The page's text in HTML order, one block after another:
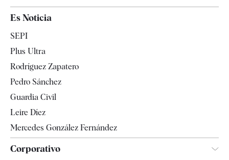
España
Televisión
Es Noticia
SEPI
Plus Ultra
Rodríguez Zapatero
Pedro Sánchez
Guardia Civil
Leire Díez
Mercedes González Fernández
Corporativo